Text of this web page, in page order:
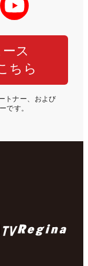
ス
ちら
トナー、および
です。